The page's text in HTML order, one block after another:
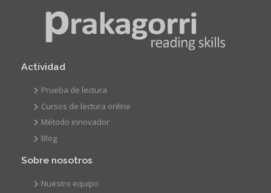
Actividad
Prueba de lectura
Cursos de lectura online
Método innovador
Blog
Sobre nosotros
Nuestro equipo